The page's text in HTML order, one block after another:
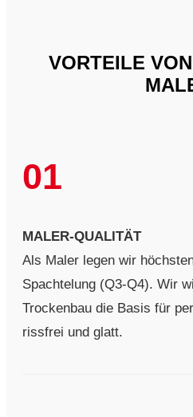
VORTEILE
01
MALER-QUALITÄT
Als Maler legen wir
Spachtelung (Q3-Q4). Wir
Trockenbau die Basis für
rissfrei und glatt.